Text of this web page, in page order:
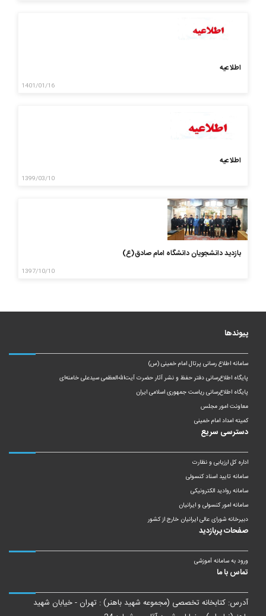
اطلاعیه
1401/01/16
اطلاعیه
1399/03/10
بازدید دانشجویان دانشگاه امام صادق(ع)
1397/10/10
پیوندها
سامانه اطلاع رسانی پرتال امام خمینی (س)
پایگاه اطلاع‌رسانی دفتر حفظ و نشر آثار حضرت آیت‌الله‌العظمی سیدعلی خامنه‌ای
پایگاه اطلاع‌رسانی ریاست‌ جمهوری اسلامی ایران
معاونت امور مجلس
کمیته امداد امام خمینی
دسترسی سریع
اداره کل ارزیابی و نظارت
سامانه تایید اسناد کنسولی
سامانه روادید الکترونیکی
سامانه امور کنسولی و ایرانیان
دبیرخانه شورای عالی ایرانیان خارج از کشور
صفحات پربازدید
ورود به سامانه آموزشی
تماس با ما
آدرس: کتابخانه تخصصی (مجموعه شهید باهنر) : تهران - خیابان شهید